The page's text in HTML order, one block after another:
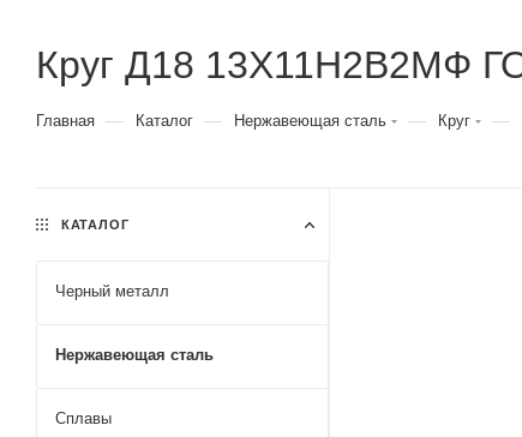
Круг Д18 13Х11Н2В2МФ
Главная — Каталог — Нержавеющая сталь — Круг —
КАТАЛОГ
Черный металл
Нержавеющая сталь
Сплавы